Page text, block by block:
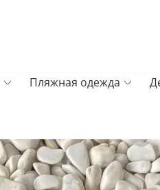
Пляжная одежда